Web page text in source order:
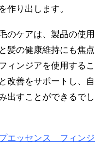
作り出します。
のケアは、製品の使用
髪の健康維持にも焦点
ィンジアを使用するこ
改善をサポートし、自
出すことができるでし
エッセンス フィンジ